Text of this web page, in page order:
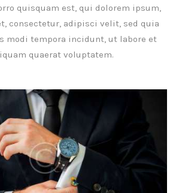
quisquam est, qui dolorem ipsum,
consectetur, adipisci velit, sed quia
modi tempora incidunt, ut labore et
quaerat voluptatem.